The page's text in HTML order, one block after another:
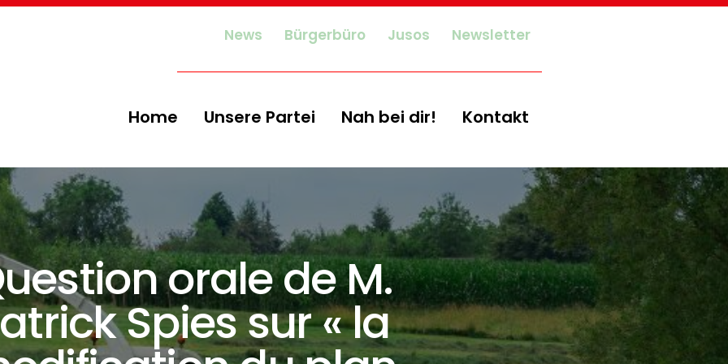
News Bürgerbüro Jusos Newsletter
Home Unsere Partei Nah bei dir! Kontakt
orale de M.
Spies sur « la